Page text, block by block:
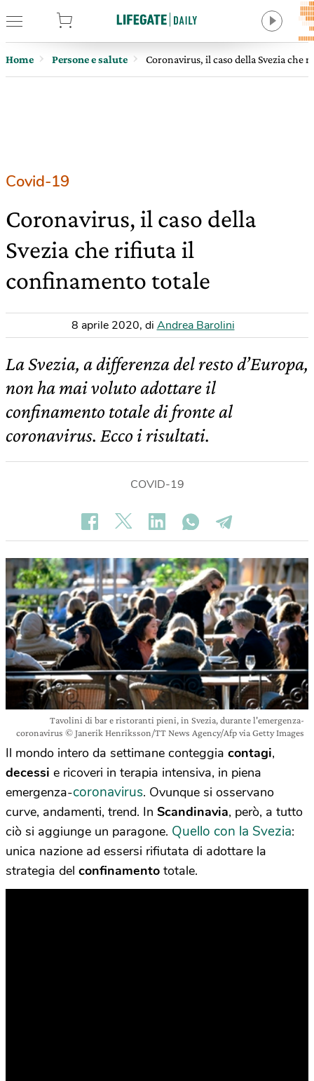
Home Persone e salute Coronavirus, il caso della Svezia
Covid-19
Coronavirus, il caso della
Svezia che rifiuta il
confinamento totale
8 aprile 2020, di Andrea Barolini
La Svezia, a differenza del resto d’Europa,
non ha mai voluto adottare il
confinamento totale di fronte al
coronavirus. Ecco i risultati.
COVID-19
Tavolini di bar e ristoranti pieni, in Svezia, durante l'emergenza-
coronavirus © Janerik Henriksson/TT News Agency/Afp via Getty Images
Il mondo intero da settimane conteggia contagi,
decessi e ricoveri in terapia intensiva, in piena
emergenza-coronavirus. Ovunque si osservano
curve, andamenti, trend. In Scandinavia, però, a tutto
ciò si aggiunge un paragone. Quello con la Svezia:
unica nazione ad essersi rifiutata di adottare la
strategia del confinamento totale.